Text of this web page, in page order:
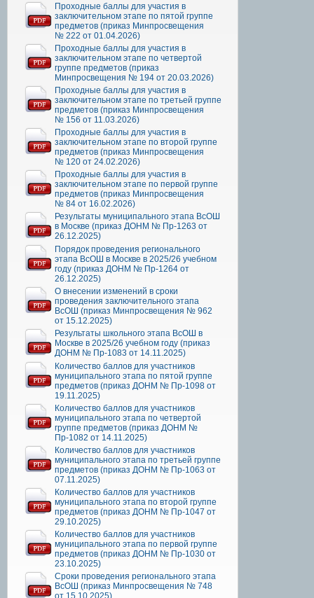
Проходные баллы для участия в
заключительном этапе по пятой группе
предметов (приказ Минпросвещения
№ 222 от 01.04.2026)
Проходные баллы для участия в
заключительном этапе по четвертой
группе предметов (приказ
Минпросвещения № 194 от 20.03.2026)
Проходные баллы для участия в
заключительном этапе по третьей группе
предметов (приказ Минпросвещения
№ 156 от 11.03.2026)
Проходные баллы для участия в
заключительном этапе по второй группе
предметов (приказ Минпросвещения
№ 120 от 24.02.2026)
Проходные баллы для участия в
заключительном этапе по первой группе
предметов (приказ Минпросвещения
№ 84 от 16.02.2026)
Результаты муниципального этапа ВсОШ
в Москве (приказ ДОНМ № Пр-1263 от
26.12.2025)
Порядок проведения регионального
этапа ВсОШ в Москве в 2025/26 учебном
году (приказ ДОНМ № Пр-1264 от
26.12.2025)
О внесении изменений в сроки
проведения заключительного этапа
ВсОШ (приказ Минпросвещения № 962
от 15.12.2025)
Результаты школьного этапа ВсОШ в
Москве в 2025/26 учебном году (приказ
ДОНМ № Пр-1083 от 14.11.2025)
Количество баллов для участников
муниципального этапа по пятой группе
предметов (приказ ДОНМ № Пр-1098 от
19.11.2025)
Количество баллов для участников
муниципального этапа по четвертой
группе предметов (приказ ДОНМ №
Пр-1082 от 14.11.2025)
Количество баллов для участников
муниципального этапа по третьей группе
предметов (приказ ДОНМ № Пр-1063 от
07.11.2025)
Количество баллов для участников
муниципального этапа по второй группе
предметов (приказ ДОНМ № Пр-1047 от
29.10.2025)
Количество баллов для участников
муниципального этапа по первой группе
предметов (приказ ДОНМ № Пр-1030 от
23.10.2025)
Сроки проведения регионального этапа
ВсОШ (приказ Минпросвещения № 748
от 15.10.2025)